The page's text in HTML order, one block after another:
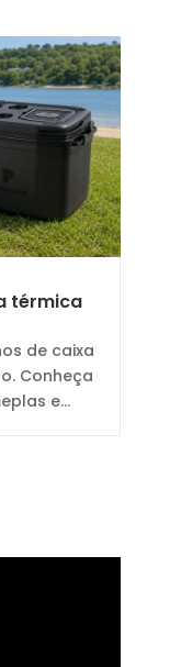
térmica
de caixa
Conheça
e...